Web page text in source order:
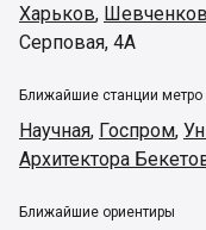
Харьков,
Серповая, 4А
Ближайшие станции метро
Научная, Госпром,
Архитектора
Ближайшие ориентиры